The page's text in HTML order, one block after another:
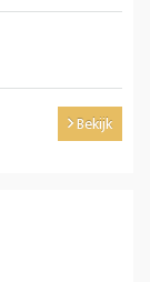
Bekijk